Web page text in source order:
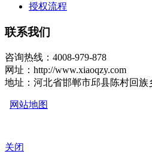
授权流程
联系我们
咨询热线：4008-979-878
网址：http://www.xiaoqzy.com
地址：河北省邯郸市邱县陈村回
网站地图
关闭